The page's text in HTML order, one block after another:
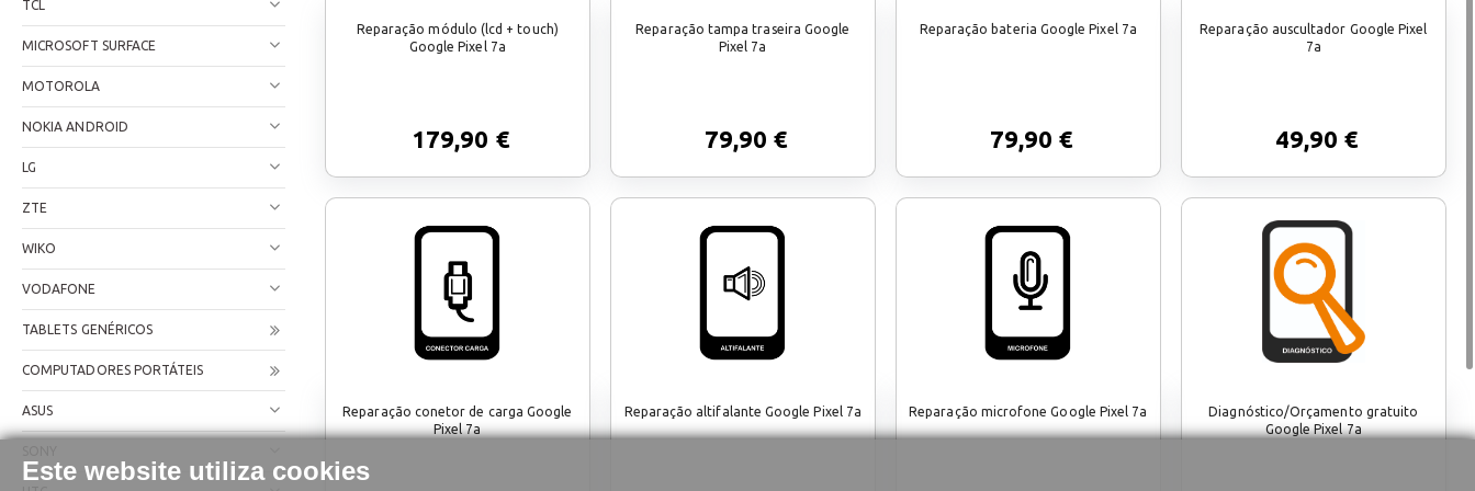
Este website utiliza cookies
TCL
MICROSOFT SURFACE
MOTOROLA
NOKIA ANDROID
LG
ZTE
WIKO
VODAFONE
TABLETS GENÉRICOS
COMPUTADORES PORTÁTEIS
ASUS
Reparação módulo (lcd + touch)
Google Pixel 7a
179,90 €
Reparação tampa traseira Google
Pixel 7a
79,90 €
Reparação bateria Google Pixel 7a
79,90 €
Reparação auscultador Google Pixel
7a
49,90 €
Reparação conetor de carga Google
Pixel 7a
Reparação altifalante Google Pixel 7a Reparação microfone Google Pixel 7a
Diagnóstico/Orçamento gratuito
Google Pixel 7a